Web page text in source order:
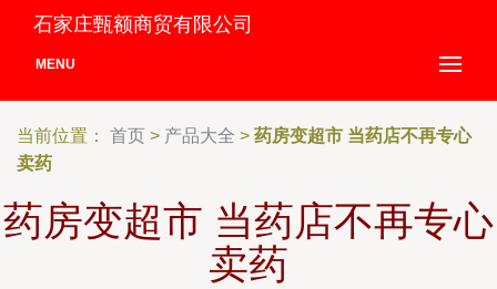
石家庄甄额商贸有限公司
MENU
当前位置： 首页 > 产品大全 > 药房变超市 当药店不再专心
卖药
药房变超市 当药店不再专心
卖药